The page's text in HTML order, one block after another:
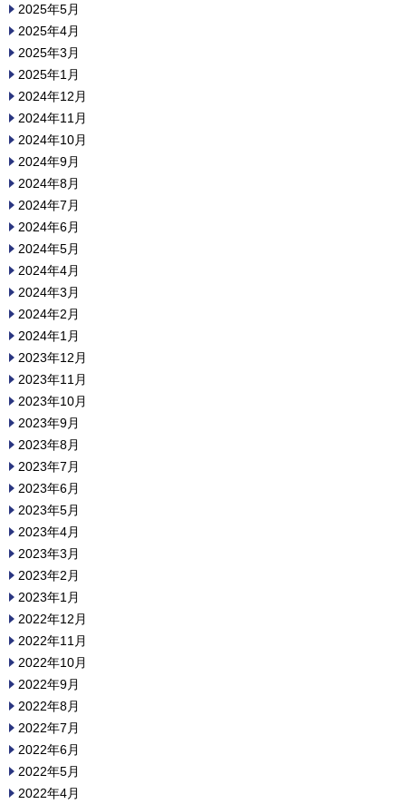
2025年5月
2025年4月
2025年3月
2025年1月
2024年12月
2024年11月
2024年10月
2024年9月
2024年8月
2024年7月
2024年6月
2024年5月
2024年4月
2024年3月
2024年2月
2024年1月
2023年12月
2023年11月
2023年10月
2023年9月
2023年8月
2023年7月
2023年6月
2023年5月
2023年4月
2023年3月
2023年2月
2023年1月
2022年12月
2022年11月
2022年10月
2022年9月
2022年8月
2022年7月
2022年6月
2022年5月
2022年4月